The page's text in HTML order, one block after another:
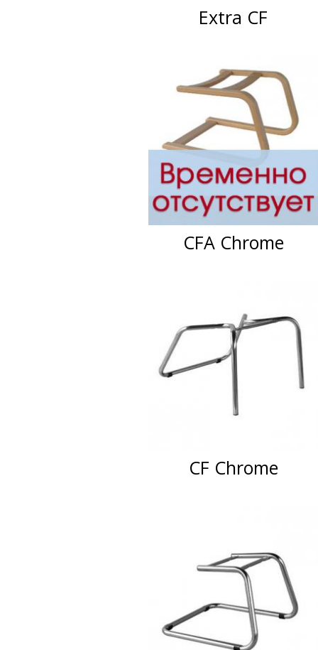
Extra CF
CFA Chrome
CF Chrome